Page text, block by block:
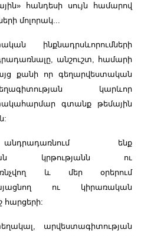
հանդեսի սույն համարով
մոլորակ...
ինքնադրսևորումների
անշուշտ, համարի
քանի որ գեղարվեստական
կարևոր
գտանք թեմային
ենք
կրթությանն ու
և մեր օրերում
ու կիրառական
հարցերի:
արվեստագիտության